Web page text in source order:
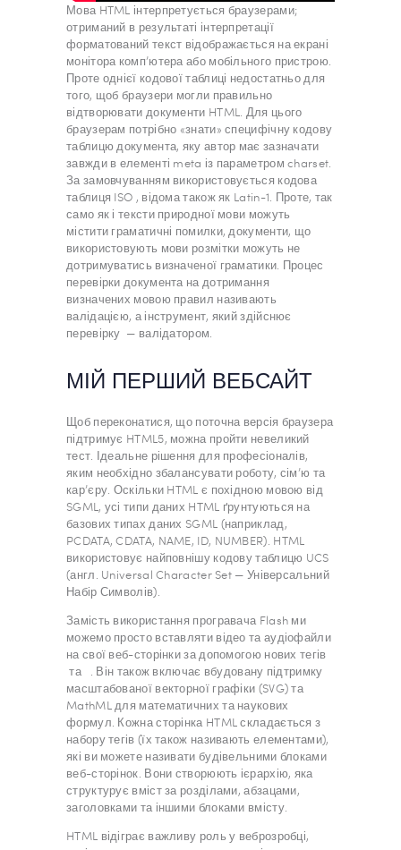
Мова HTML інтерпретується браузерами;
отриманий в результаті інтерпретації
форматований текст відображається на екрані
монітора комп’ютера або мобільного пристрою.
Проте однієї кодової таблиці недостатньо для
того, щоб браузери могли правильно
відтворювати документи HTML. Для цього
браузерам потрібно «знати» специфічну кодову
таблицю документа, яку автор має зазначати
завжди в елементі meta із параметром charset.
За замовчуванням використовується кодова
таблиця ISO , відома також як Latin-1. Проте, так
само як і тексти природної мови можуть
містити граматичні помилки, документи, що
використовують мови розмітки можуть не
дотримуватись визначеної граматики. Процес
перевірки документа на дотримання
визначених мовою правил називають
валідацією, а інструмент, який здійснює
перевірку — валідатором.
МІЙ ПЕРШИЙ ВЕБСАЙТ
Щоб переконатися, що поточна версія браузера
підтримує HTML5, можна пройти невеликий
тест. Ідеальне рішення для професіоналів,
яким необхідно збалансувати роботу, сім’ю та
кар’єру. Оскільки HTML є похідною мовою від
SGML, усі типи даних HTML ґрунтуються на
базових типах даних SGML (наприклад,
PCDATA, CDATA, NAME, ID, NUMBER). HTML
використовує найповнішу кодову таблицю UCS
(англ. Universal Character Set — Універсальний
Набір Символів).
Замість використання програвача Flash ми
можемо просто вставляти відео та аудіофайли
на свої веб-сторінки за допомогою нових тегів
та . Він також включає вбудовану підтримку
масштабованої векторної графіки (SVG) та
MathML для математичних та наукових
формул. Кожна сторінка HTML складається з
набору тегів (їх також називають елементами),
які ви можете називати будівельними блоками
веб-сторінок. Вони створюють ієрархію, яка
структурує вміст за розділами, абзацами,
заголовками та іншими блоками вмісту.
HTML відіграє важливу роль у веброзробці,